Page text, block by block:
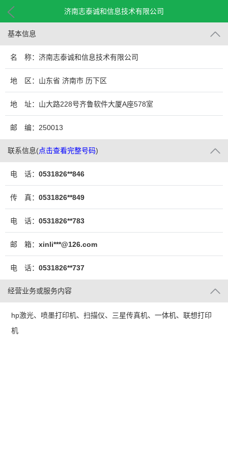
济南志泰诚和信息技术有限公司
基本信息
名 称：济南志泰诚和信息技术有限公司
地 区：山东省 济南市 历下区
地 址：山大路228号齐鲁软件大厦A座578室
邮 编：250013
联系信息(点击查看完整号码)
电 话： 0531826**846
传 真： 0531826**849
电 话： 0531826**783
邮 箱： xinli***@126.com
电 话： 0531826**737
经营业务或服务内容
hp激光、喷墨打印机、扫描仪、三星传真机、一体机、联想打印
机